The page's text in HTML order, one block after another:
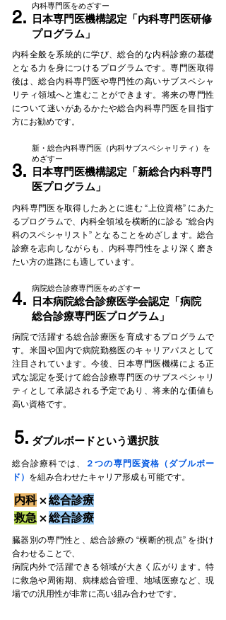
2.
内科専門医をめざすー
日本専門医機構認定「内科専門医研修
プログラム」
内科全般を系統的に学び、総合的な内科診療の基礎
となる力を身につけるプログラムです。専門医取得
後は、総合内科専門医や専門性の高いサブスペシャ
リティ領域へと進むことができます。将来の専門性
について迷いがあるかたや総合内科専門医を目指す
方にお勧めです。
3.
新・総合内科専門医（内科サブスペシャリティ）を
めざすー
日本専門医機構認定「新総合内科専門
医プログラム」
内科専門医を取得したあとに進む “上位資格” にあた
るプログラムで、内科全領域を横断的に診る “総合内
科のスペシャリスト” となることをめざします。総合
診療を志向しながらも、内科専門性をより深く磨き
たい方の進路にも適しています。
4.
病院総合診療専門医をめざすー
日本病院総合診療医学会認定「病院
総合診療専門医プログラム」
病院で活躍する総合診療医を育成するプログラムで
す。米国や国内で病院勤務医のキャリアパスとして
注目されています。今後、日本専門医機構による正
式な認定を受けて総合診療専門医のサブスペシャリ
ティとして承認される予定であり、将来的な価値も
高い資格です。
5. ダブルボードという選択肢
総合診療科では、
２つの専門医資格（ダブルボー
ド） を組み合わせたキャリア形成も可能です。
内科×総合診療
救急 ×総合診療
臓器別の専門性と、総合診療の “横断的視点” を掛け
合わせることで、
病院内外で活躍できる領域が大きく広がります。特
に救急や周術期、病棟総合管理、地域医療など、現
場での汎用性が非常に高い組み合わせです。